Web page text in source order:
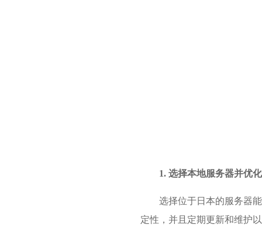
1. 选择本地服务器并优
选择位于日本的服务器
定性，并且定期更新和维护